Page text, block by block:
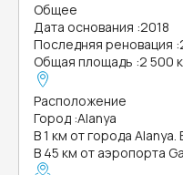
Общее
Дата основания :2018
Последняя реновация :
Общая площадь :2 500
Расположение
Город :Alanya
В 1 км от города
В 45 км от аэропорта